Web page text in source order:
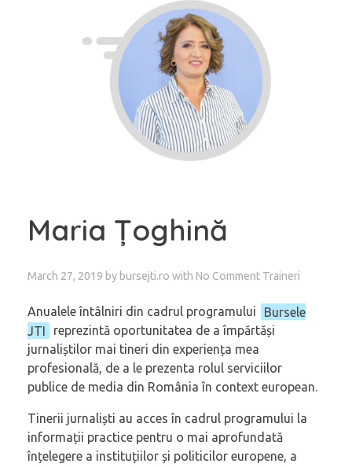
Maria Țoghină
March 27, 2019 by bursejti.ro with No Comment Traineri
Anualele întâlniri din cadrul programului
Bursele
JTI
reprezintă oportunitatea de a împărtăși
jurnaliștilor mai tineri din experiența mea
profesională, de a le prezenta rolul serviciilor
publice de media din România în context european.
Tinerii jurnaliști au acces în cadrul programului la
informații practice pentru o mai aprofundată
înțelegere a instituțiilor și politicilor europene, a